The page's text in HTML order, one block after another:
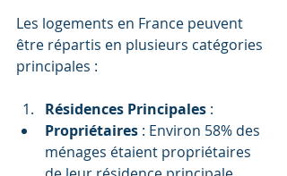
Les logements en France peuvent
être répartis en plusieurs catégories
principales :
Résidences Principales :
Propriétaires : Environ 58% des
ménages étaient propriétaires